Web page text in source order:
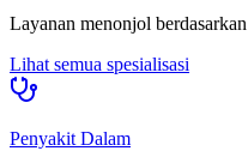
Layanan menonjol
Lihat semua spesialisasi
Penyakit Dalam